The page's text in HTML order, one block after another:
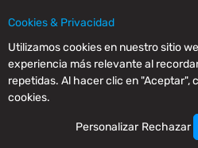
Utiliza el sencillo editor con IA
Nuestro editor es un redactor
negocio.
Regístrate y pruebalo gratis.
Cookies & Privacidad
Utilizamos cookies en nuestro sitio
experiencia más relevante al
repetidas. Al hacer clic en "Aceptar",
cookies.
Personalizar Rechazar